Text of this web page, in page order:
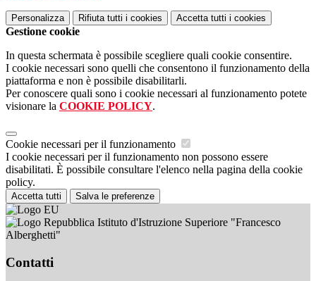
Personalizza Rifiuta tutti i cookies Accetta tutti i cookies
Gestione cookie
In questa schermata è possibile scegliere quali cookie consentire.
I cookie necessari sono quelli che consentono il funzionamento della
piattaforma e non è possibile disabilitarli.
Per conoscere quali sono i cookie necessari al funzionamento potete
visionare la COOKIE POLICY.
Cookie necessari per il funzionamento
I cookie necessari per il funzionamento non possono essere
disabilitati. È possibile consultare l'elenco nella pagina della cookie
policy.
Accetta tutti Salva le preferenze
Istituto d'Istruzione Superiore "Francesco
Alberghetti"
Contatti